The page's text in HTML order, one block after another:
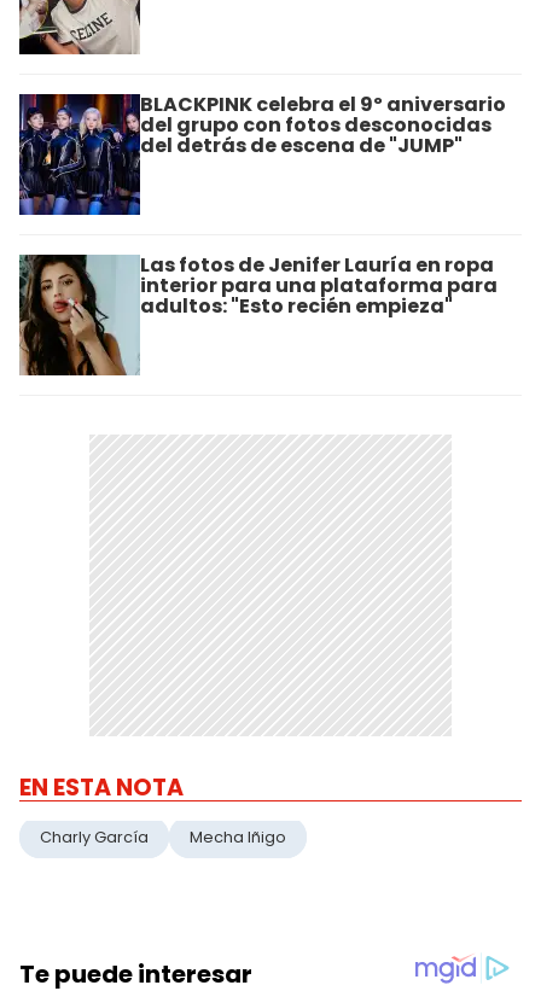
BLACKPINK celebra el 9º aniversario
del grupo con fotos desconocidas
del detrás de escena de "JUMP"
Las fotos de Jenifer Lauría en ropa
interior para una plataforma para
adultos: "Esto recién empieza"
EN ESTA NOTA
Charly García Mecha Iñigo